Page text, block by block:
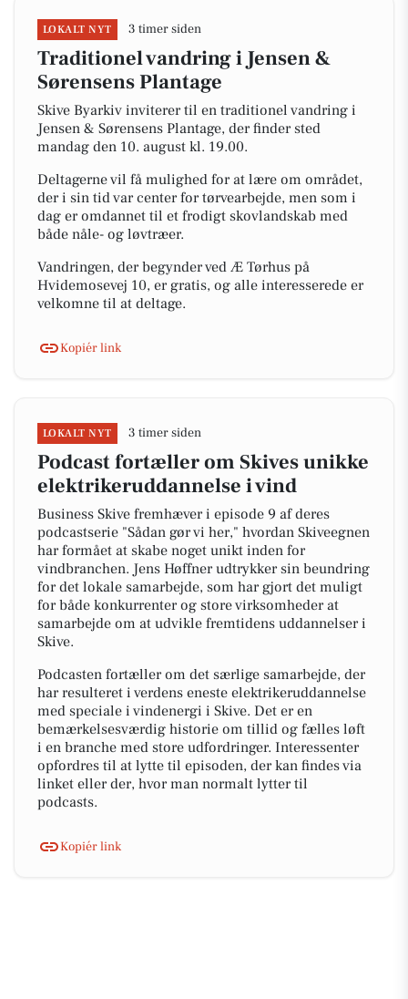
LOKALT NYT 3 timer siden
Traditionel vandring i Jensen &
Sørensens Plantage
Skive Byarkiv inviterer til en traditionel vandring i
Jensen & Sørensens Plantage, der finder sted
mandag den 10. august kl. 19.00.
Deltagerne vil få mulighed for at lære om området,
der i sin tid var center for tørvearbejde, men som i
dag er omdannet til et frodigt skovlandskab med
både nåle- og løvtræer.
Vandringen, der begynder ved Æ Tørhus på
Hvidemosevej 10, er gratis, og alle interesserede er
velkomne til at deltage.
Kopiér link
LOKALT NYT 3 timer siden
Podcast fortæller om Skives unikke
elektrikeruddannelse i vind
Business Skive fremhæver i episode 9 af deres
podcastserie "Sådan gør vi her," hvordan Skiveegnen
har formået at skabe noget unikt inden for
vindbranchen. Jens Høffner udtrykker sin beundring
for det lokale samarbejde, som har gjort det muligt
for både konkurrenter og store virksomheder at
samarbejde om at udvikle fremtidens uddannelser i
Skive.
Podcasten fortæller om det særlige samarbejde, der
har resulteret i verdens eneste elektrikeruddannelse
med speciale i vindenergi i Skive. Det er en
bemærkelsesværdig historie om tillid og fælles løft
i en branche med store udfordringer. Interessenter
opfordres til at lytte til episoden, der kan findes via
linket eller der, hvor man normalt lytter til
podcasts.
Kopiér link